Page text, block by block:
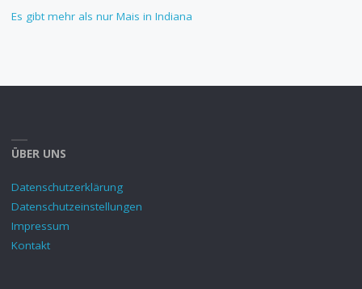
Es gibt mehr als nur Mais in Indiana
ÜBER UNS
Datenschutzerklärung
Datenschutzeinstellungen
Impressum
Kontakt